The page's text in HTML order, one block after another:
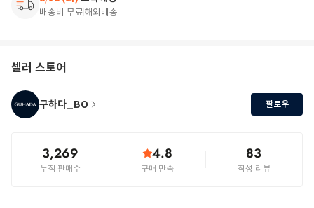
배송비 무료해외배송
셀러 스토어
구하다_BO 팔로우
3,269
누적 판매수
4.8
구매 만족
83
작성 리뷰